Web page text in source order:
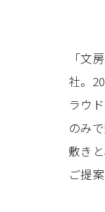
「文
社。
ラウ
のみ
敷き
ご提